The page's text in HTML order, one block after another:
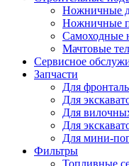
Ножничные
Ножничные
Самоходные
Мачтовые
Сервисное
Запчасти
Для
Для
Для
Для
Для мини-
Фильтры
Топливные